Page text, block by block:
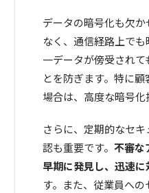
データの暗号化も欠
なく、通信経路上で
一データが傍受され
とを防ぎます。特に
場合は、高度な暗号化
さらに、定期的なセ
認も重要です。不審な
早期に発見し、迅速
す。また、従業員へ